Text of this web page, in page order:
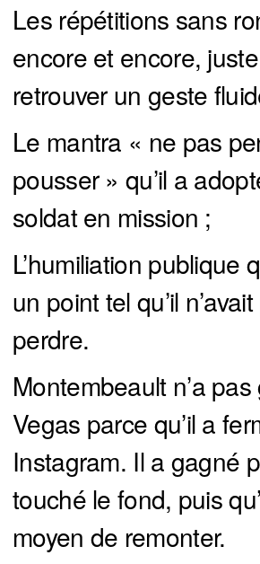
Les répétitions sans
encore et encore,
retrouver un geste
Le mantra « ne pas
pousser » qu’il a
soldat en mission ;
L’humiliation publique
un point tel qu’il
perdre.
Montembeault n’a
Vegas parce qu’il a
Instagram. Il a gagné
touché le fond, puis
moyen de remonter.